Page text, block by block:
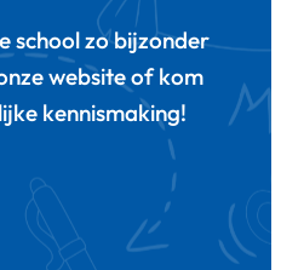
school zo bijzonder
website of kom
kennismaking!